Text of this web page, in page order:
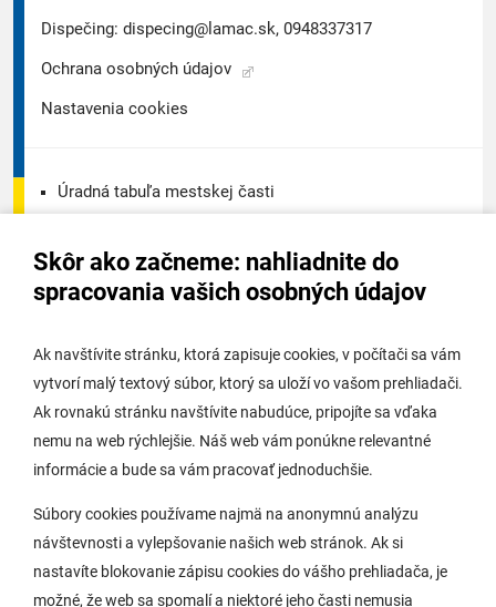
Skôr ako začneme: nahliadnite do
spracovania vašich osobných údajov
Ak navštívite stránku, ktorá zapisuje cookies, v počítači sa vám
vytvorí malý textový súbor, ktorý sa uloží vo vašom prehliadači.
Ak rovnakú stránku navštívite nabudúce, pripojíte sa vďaka
nemu na web rýchlejšie. Náš web vám ponúkne relevantné
informácie a bude sa vám pracovať jednoduchšie.
Súbory cookies používame najmä na anonymnú analýzu
návštevnosti a vylepšovanie našich web stránok. Ak si
nastavíte blokovanie zápisu cookies do vášho prehliadača, je
možné, že web sa spomalí a niektoré jeho časti nemusia
Dispečing: dispecing@lamac.sk, 0948337317
Ochrana osobných údajov
Nastavenia cookies
Úradná tabuľa mestskej časti
Úradná tabuľa stavebného úradu
Potrebujem vybaviť
Samospráva
O Lamači